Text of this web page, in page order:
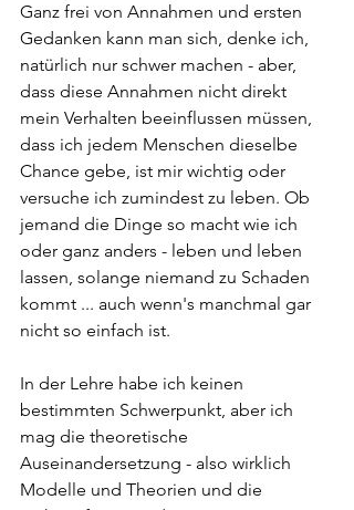
Ganz frei von Annahmen und ersten
Gedanken kann man sich, denke ich,
natürlich nur schwer machen - aber,
dass diese Annahmen nicht direkt
mein Verhalten beeinflussen müssen,
dass ich jedem Menschen dieselbe
Chance gebe, ist mir wichtig oder
versuche ich zumindest zu leben. Ob
jemand die Dinge so macht wie ich
oder ganz anders - leben und leben
lassen, solange niemand zu Schaden
kommt ... auch wenn's manchmal gar
nicht so einfach ist.
In der Lehre habe ich keinen
bestimmten Schwerpunkt, aber ich
mag die theoretische
Auseinandersetzung - also wirklich
Modelle und Theorien und die